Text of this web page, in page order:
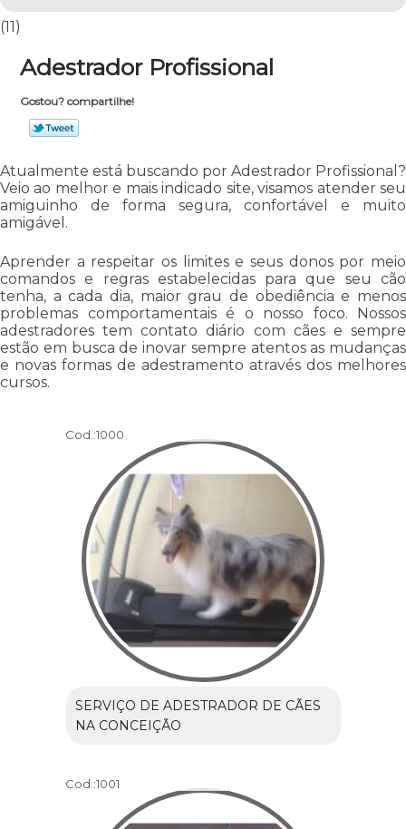
(11)
Adestrador Profissional
Gostou? compartilhe!
Atualmente está buscando por Adestrador Profissional?
Veio ao melhor e mais indicado site, visamos atender seu
amiguinho de forma segura, confortável e muito
amigável.
Aprender a respeitar os limites e seus donos por meio
comandos e regras estabelecidas para que seu cão
tenha, a cada dia, maior grau de obediência e menos
problemas comportamentais é o nosso foco. Nossos
adestradores tem contato diário com cães e sempre
estão em busca de inovar sempre atentos as mudanças
e novas formas de adestramento através dos melhores
cursos.
Cod.:1000
SERVIÇO DE ADESTRADOR DE CÃES
NA CONCEIÇÃO
Cod.:1001